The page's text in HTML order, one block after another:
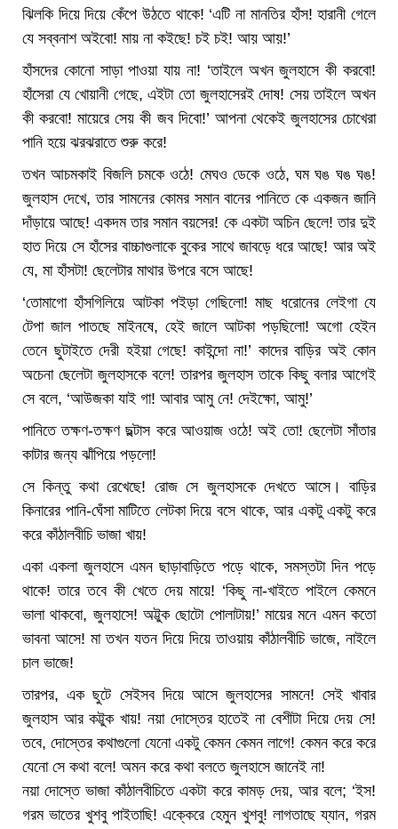
ঝিলকি দিয়ে দিয়ে কেঁপে উঠতে থাকে! ‘এটি না মানতির হাঁস! হারানী গেলে
যে সব্বনাশ অইবো! মায় না কইছে! চই চই! আয় আয়!’
হাঁসদের কোনো সাড়া পাওয়া যায় না! ‘তাইলে অখন জুলহাসে কী করবো!
হাঁসেরা যে খোয়ানী গেছে, এইটা তো জুলহাসেরই দোষ! সেয় তাইলে অখন
কী করবো! মায়েরে সেয় কী জব দিবো!’ আপনা থেকেই জুলহাসের চোখেরা
পানি হয়ে ঝরঝরাতে শুরু করে!
তখন আচমকাই বিজলি চমকে ওঠে! মেঘও ডেকে ওঠে, ঘম ঘঙ ঘঙ ঘঙ!
জুলহাস দেখে, তার সামনের কোমর সমান বানের পানিতে কে একজন জানি
দাঁড়ায়ে আছে! একদম তার সমান বয়সের! কে একটা অচিন ছেলে! তার দুই
হাত দিয়ে সে হাঁসের বাচ্চাগুলাকে বুকের সাথে জাবড়ে ধরে আছে! আর অই
যে, মা হাঁসটা! ছেলেটার মাথার উপরে বসে আছে!
‘তোমাগো হাঁসগিলিয়ে আটকা পইড়া গেছিলো! মাছ ধরোনের লেইগা যে
টেপা জাল পাতছে মাইনষে, হেই জালে আটকা পড়ছিলো! অগো হেইন
তেনে ছুটাইতে দেরী হইয়া গেছে! কাইন্দো না!’ কাদের বাড়ির অই কোন
অচেনা ছেলেটা জুলহাসকে বলে! তারপর জুলহাস তাকে কিছু বলার আগেই
সে বলে, ‘আউজকা যাই গা! আবার আমু নে! দেইক্ষো, আমু!’
পানিতে তক্ষণ-তক্ষণ ছল্টাস করে আওয়াজ ওঠে! অই তো! ছেলেটা সাঁতার
কাটার জন্য ঝাঁপিয়ে পড়লো!
সে কিন্তু কথা রেখেছে! রোজ সে জুলহাসকে দেখতে আসে। বাড়ির
কিনারের পানি-ঘেঁসা মাটিতে লেটকা দিয়ে বসে থাকে, আর একটু একটু করে
করে কাঁঠালবীচি ভাজা খায়!
একা একলা জুলহাসে এমন ছাড়াবাড়িতে পড়ে থাকে, সমস্তটা দিন পড়ে
থাকে! তারে তবে কী খেতে দেয় মায়ে! ‘কিছু না-খাইতে পাইলে কেমনে
ভালা থাকবো, জুলহাসে! অট্টুক ছোটো পোলাটায়!’ মায়ের মনে এমন কতো
ভাবনা আসে! মা তখন যতন দিয়ে দিয়ে তাওয়ায় কাঁঠালবীচি ভাজে, নাইলে
চাল ভাজে!
তারপর, এক ছুটে সেইসব দিয়ে আসে জুলহাসের সামনে! সেই খাবার
জুলহাস আর কট্টুক খায়! নয়া দোস্তের হাতেই না বেশীটা দিয়ে দেয় সে!
তবে, দোস্তের কথাগুলো যেনো একটু কেমন কেমন লাগে! কেমন করে করে
যেনো সে কথা বলে! অমন করে কথা বলতে জুলহাসে জানেই না!
নয়া দোস্তে ভাজা কাঁঠালবীচিতে একটা করে কামড় দেয়, আর বলে; ‘ইস!
গরম ভাতের খুশবু পাইতাছি! এক্কেরে হেমুন খুশবু! লাগতাছে য্যান, গরম